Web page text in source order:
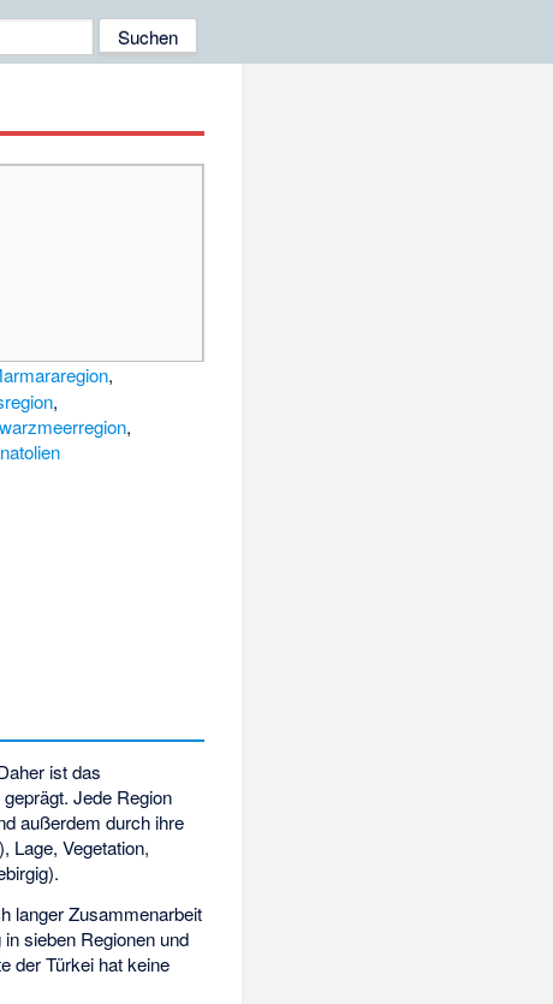
,
,
,
ist das
Jede Region
außerdem durch ihre
Lage, Vegetation,
langer Zusammenarbeit
sieben Regionen und
der Türkei hat keine